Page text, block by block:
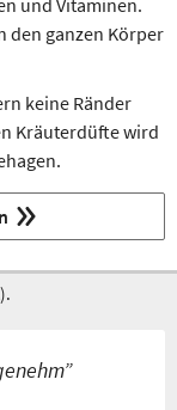
und Vitaminen.
den ganzen Körper
keine Ränder
Kräuterdüfte wird